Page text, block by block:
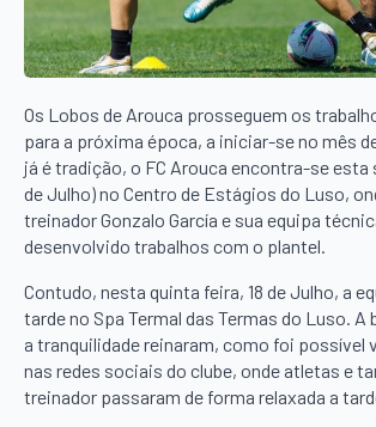
Os Lobos de Arouca prosseguem os
para a próxima época, a iniciar-se no mês
já é tradição, o FC Arouca encontra-se esta
de Julho) no Centro de Estágios do Luso,
treinador Gonzalo García e sua equipa
desenvolvido trabalhos com o plantel.
Contudo, nesta quinta feira, 18 de Julho, a
tarde no Spa Termal das Termas do Luso.
a tranquilidade reinaram, como foi possível
nas redes sociais do clube, onde atletas e
treinador passaram de forma relaxada a